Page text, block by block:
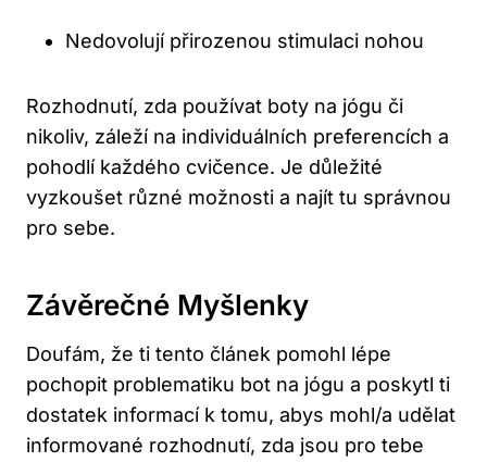
Nedovolují přirozenou stimulaci nohou
Rozhodnutí, zda používat boty na jógu či
nikoliv, záleží na individuálních preferencích a
pohodlí každého cvičence. Je důležité
vyzkoušet různé možnosti a najít tu správnou
pro sebe.
Závěrečné Myšlenky
Doufám, že ti tento článek pomohl lépe
pochopit problematiku bot na jógu a poskytl ti
dostatek informací k tomu, abys mohl/a udělat
informované rozhodnutí, zda jsou pro tebe